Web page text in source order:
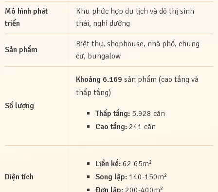
Mô hình phát
triển
Khu phức hợp du lịch và đô thị sinh
thái, nghỉ dưỡng
Sản phẩm
Biệt thự, shophouse, nhà phố, chung
cư, bungalow
Số lượng
Khoảng 6.169 sản phẩm (cao tầng và
thấp tầng)
Thấp tầng: 5.928 căn
Cao tầng: 241 căn
Diện tích
Liền kề: 62-65m²
Song lập: 140-150m²
Đơn lập: 200-400m²